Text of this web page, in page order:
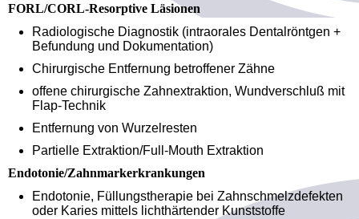
FORL/CORL-Resorptive Läsionen
Radiologische Diagnostik (intraorales Dentalröntgen +
Befundung und Dokumentation)
Chirurgische Entfernung betroffener Zähne
offene chirurgische Zahnextraktion, Wundverschluß mit
Flap-Technik
Entfernung von Wurzelresten
Partielle Extraktion/Full-Mouth Extraktion
Endotonie/Zahnmarkerkrankungen
Endotonie, Füllungstherapie bei Zahnschmelzdefekten
oder Karies mittels lichthärtender Kunststoffe